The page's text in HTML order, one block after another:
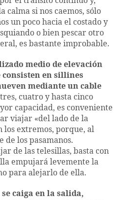
calma si nos caemos, sólo
un poco hacia el costado y
o bien pescar otro
es bastante improbable.
medio de elevación
en sillines
mediante un cable
cuatro y hasta cinco
capacidad, es conveniente
viajar «del lado de la
los extremos, porque, al
los pasamanos.
de las telesillas, basta con
empujará levemente la
para alejarlo de ella.
caiga en la salida,